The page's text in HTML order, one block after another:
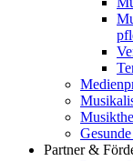
Partner &